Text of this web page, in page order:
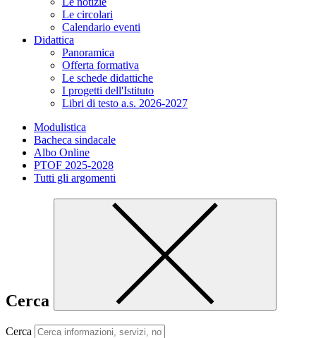
Le circolari
Calendario eventi
Didattica
Panoramica
Offerta formativa
Le schede didattiche
I progetti dell'Istituto
Libri di testo a.s. 2026-2027
Modulistica
Bacheca sindacale
Albo Online
PTOF 2025-2028
Tutti gli argomenti
Cerca
Cerca